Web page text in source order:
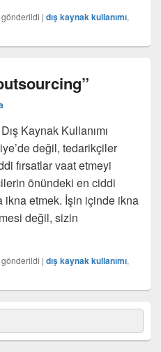
| dış kaynak kullanımı,
Kaynak Kullanımı
değil, tedarikçiler
fırsatlar vaat etmeyi
önündeki en ciddi
ikna etmek. İşin içinde ikna
değil, sizin
gözüyle “outsourcing”
| dış kaynak kullanımı,